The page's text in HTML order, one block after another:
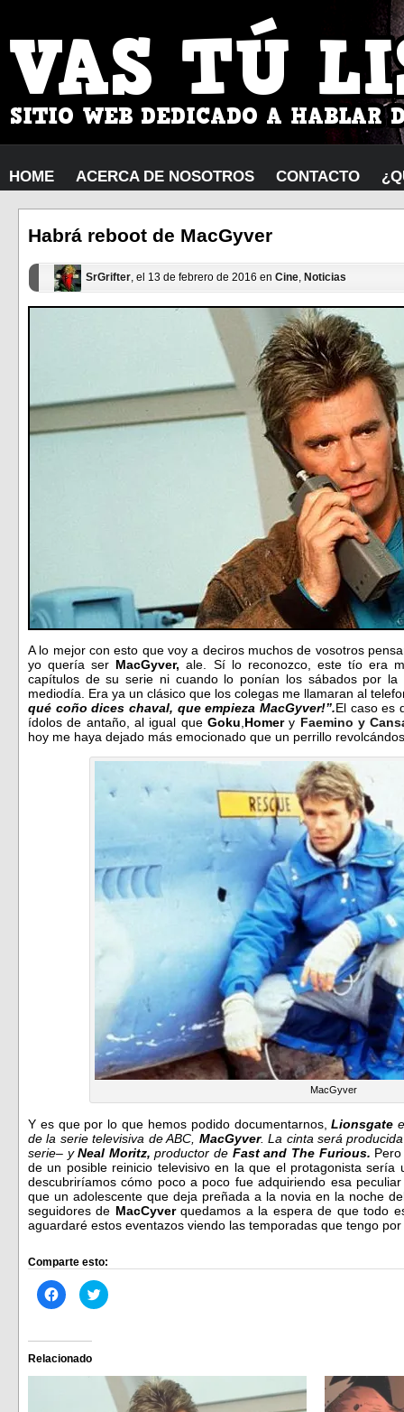
HOME ACERCA DE NOSOTROS CONTACTO
Habrá reboot de MacGyver
SrGrifter, el 13 de febrero de 2016 en Cine, Noticias
A lo mejor con esto que voy a deciros muchos de vosotros
yo quería ser MacGyver,ale. Sí lo reconozco, este tío era
capítulos de su serie ni cuando lo ponían los sábados por
mediodía. Era ya un clásico que los colegas me llamaran al
qué coño dices chaval, que empieza MacGyver!”.El caso es
ídolos de antaño, al igual que Goku Homery Faemino y
hoy me haya dejado más emocionado que un perrillo
MacGyver
Y es que por lo que hemos podido documentarnos,Lionsgate
de la serie televisiva de ABC, MacGyver. La cinta será
serie– yNeal Moritz, productor de Fast and The Furious.
de un posible reinicio televisivo en la que el protagonista sería
descubriríamos cómo poco a poco fue adquiriendo esa
que un adolescente que deja preñada a la novia en la noche
seguidores de MacCyverquedamos a la espera de que todo
aguardaré estos eventazos viendo las temporadas que tengo
Comparte esto:
Haz
clic
Facebook
(Se
abre
en
Haz
clic
en
una
ventana
Relacionado